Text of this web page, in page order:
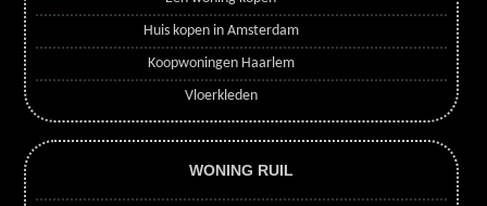
Huis kopen in Amsterdam
Koopwoningen Haarlem
Vloerkleden
WONING RUIL